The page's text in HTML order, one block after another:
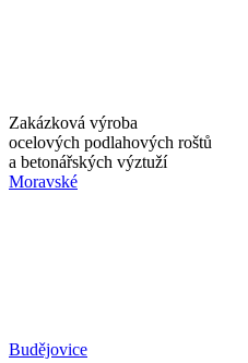
Zakázková výroba
ocelových podlahových roštů
a betonářských výztuží
Moravské
Budějovice